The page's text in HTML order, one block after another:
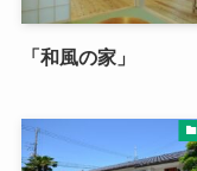
「和風の家」